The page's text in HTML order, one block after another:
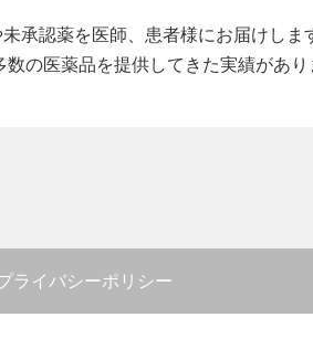
承認薬を医師、患者様にお届けしま
の医薬品を提供してきた実績があり
ライバシーポリシー